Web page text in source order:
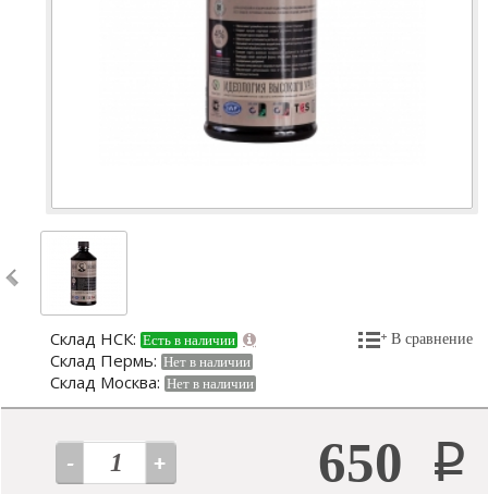
Склад НСК: Есть в наличии
Склад Пермь: Нет в наличии
Склад Москва: Нет в наличии
В сравнение
650 Р